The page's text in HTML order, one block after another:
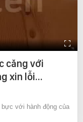
căng với
xin lỗi…
với hành động của